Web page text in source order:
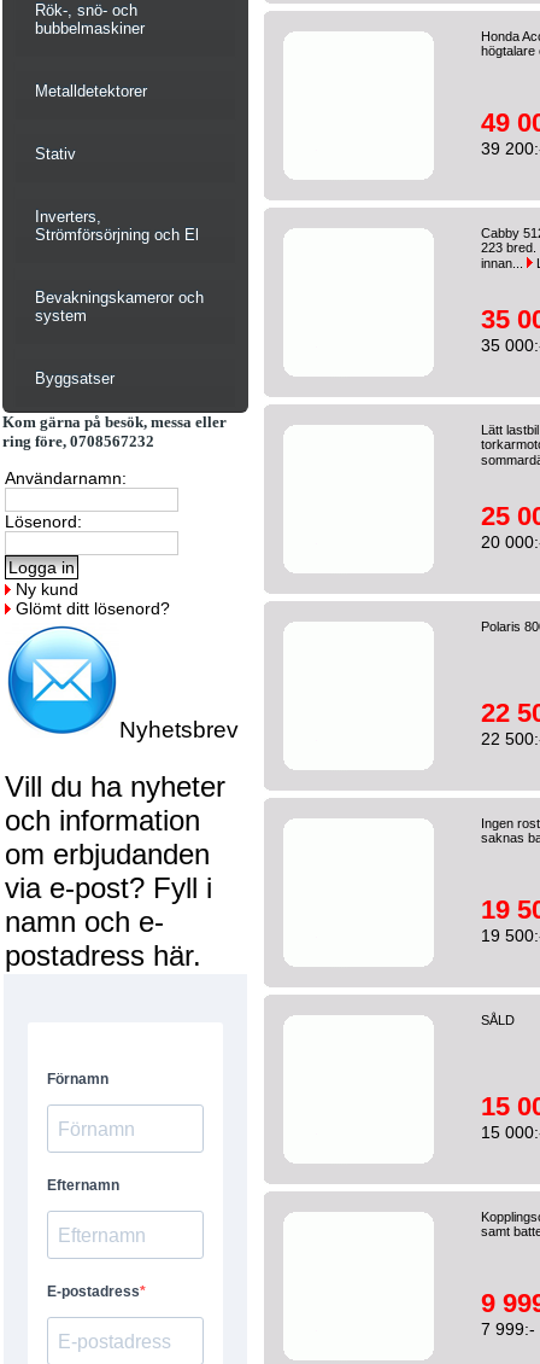
Rök-, snö- och
bubbelmaskiner
Metalldetektorer
Stativ
Inverters,
Strömförsörjning och El
Bevakningskameror och
system
Byggsatser
Kom gärna på besök, messa eller
ring före, 0708567232
Användarnamn:
Lösenord:
Ny kund
Glömt ditt lösenord?
Nyhetsbrev
Vill du ha nyheter
och information
om erbjudanden
via e-post? Fyll i
namn och e-
postadress här.
Honda
högtalare
49
39
Cabby
223
innan...
35
35
Lätt
25
20
Polaris
22
22
Ingen
saknas
19
19
SÅLD
15
15
samt
9
7 999:-